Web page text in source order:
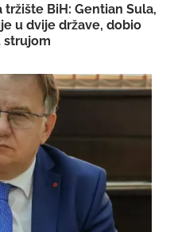
BiH: Gentian Sula,
u dvije države, dobio
strujom